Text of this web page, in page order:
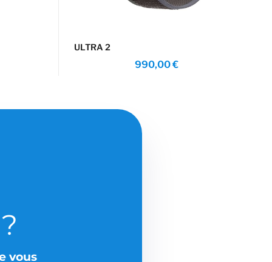
ULTRA 2
990,00€
?
vous